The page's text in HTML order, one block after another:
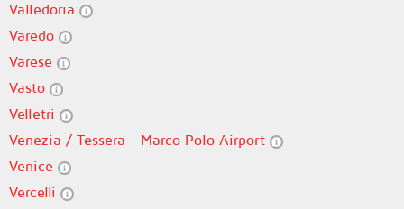
Valledoria
Varedo
Varese
Vasto
Velletri
Venezia / Tessera - Marco Polo Airport
Venice
Vercelli